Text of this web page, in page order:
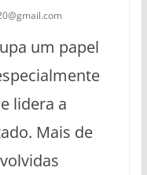
um papel
lidera a
Mais de